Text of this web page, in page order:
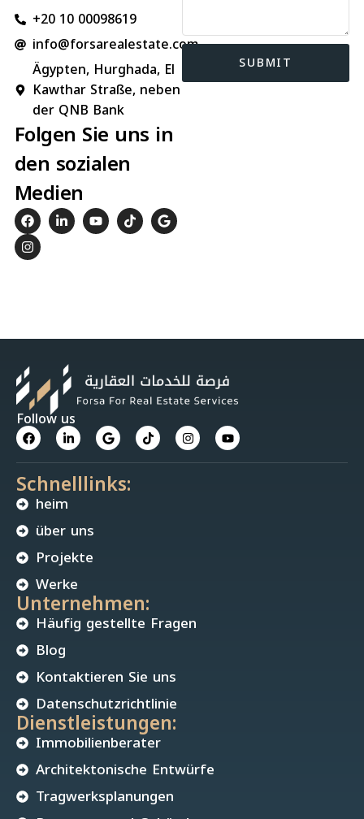
+20 10 00098619
info@forsarealestate.com
Ägypten, Hurghada, El
Kawthar Straße, neben
der QNB Bank
Folgen Sie uns in
den sozialen
Medien
SUBMIT
Follow us
Schnelllinks:
heim
über uns
Projekte
Werke
Unternehmen:
Häufig gestellte Fragen
Blog
Kontaktieren Sie uns
Datenschutzrichtlinie
Dienstleistungen:
Immobilienberater
Architektonische Entwürfe
Tragwerksplanungen